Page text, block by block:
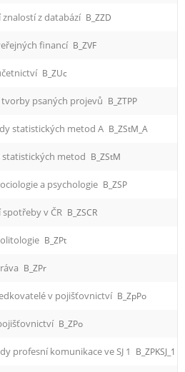
znalostí z databází B_ZZD
financí B_ZVF
B_ZUc
tvorby psaných projevů B_ZTPP
statistických metod A B_ZStM_A
statistických metod B_ZStM
a psychologie B_ZSP
spotřeby v ČR B_ZSCR
B_ZPt
B_ZPr
v pojišťovnictví B_ZpPo
B_ZPo
profesní komunikace ve SJ 1 B_ZPKSJ_1